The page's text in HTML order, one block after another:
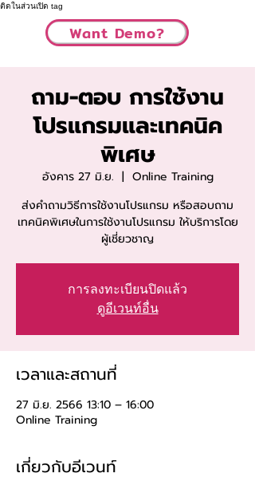
ติดในส่วนเปิด tag
Want Demo?
ถาม-ตอบ การใช้งาน
โปรแกรมและเทคนิค
พิเศษ
อังคาร 27 มิ.ย.
  |
Online Training
ส่งคำถามวิธีการใช้งานโปรแกรม หรือสอบถาม
เทคนิคพิเศษในการใช้งานโปรแกรม ให้บริการโดย
ผู้เชี่ยวชาญ
การลงทะเบียนปิดแล้ว
ดูอีเวนท์อื่น
เวลาและสถานที่
27 มิ.ย. 2566 13:10 – 16:00
Online Training
เกี่ยวกับอีเวนท์